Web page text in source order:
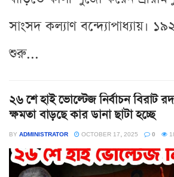
সাংসদ কল্যাণ বন্দ্যোপাধ্যায়।
শুরু...
২৬ শে হাই ভোল্টেজ নির্বাচন বিরাট
ক্ষমতা বাড়ছে কার ডানা ছাটা হচ্ছে
BY ADMINISTRATOR OCTOBER 17, 2025 0